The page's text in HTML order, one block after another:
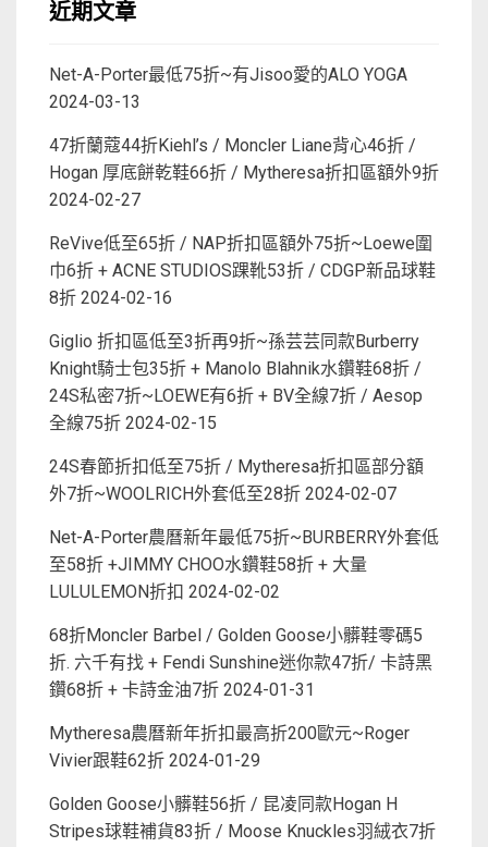
近期文章
Net-A-Porter最低75折~有Jisoo愛的ALO YOGA
2024-03-13
47折蘭蔻44折Kiehl’s / Moncler Liane背心46折 /
Hogan 厚底餅乾鞋66折 / Mytheresa折扣區額外9折
2024-02-27
ReVive低至65折 / NAP折扣區額外75折~Loewe圍
巾6折 + ACNE STUDIOS踝靴53折 / CDGP新品球鞋
8折 2024-02-16
Giglio 折扣區低至3折再9折~孫芸芸同款Burberry
Knight騎士包35折 + Manolo Blahnik水鑽鞋68折 /
24S私密7折~LOEWE有6折 + BV全線7折 / Aesop
全線75折 2024-02-15
24S春節折扣低至75折 / Mytheresa折扣區部分額
外7折~WOOLRICH外套低至28折 2024-02-07
Net-A-Porter農曆新年最低75折~BURBERRY外套低
至58折 +JIMMY CHOO水鑽鞋58折 + 大量
LULULEMON折扣 2024-02-02
68折Moncler Barbel / Golden Goose小髒鞋零碼5
折. 六千有找 + Fendi Sunshine迷你款47折/ 卡詩黑
鑽68折 + 卡詩金油7折 2024-01-31
Mytheresa農曆新年折扣最高折200歐元~Roger
Vivier跟鞋62折 2024-01-29
Golden Goose小髒鞋56折 / 昆凌同款Hogan H
Stripes球鞋補貨83折 / Moose Knuckles羽絨衣7折